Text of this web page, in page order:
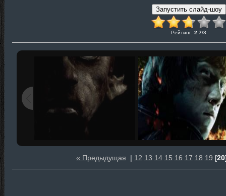
Рейтинг: 2.7/3
« Предыдущая | 12 13 14 15 16 17 18 19 [20